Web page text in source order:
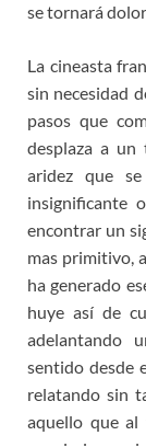
se tornará
La cineasta
sin necesidad
pasos que
desplaza a
aridez que
insignificante
encontrar un
mas primitivo,
ha generado
huye así de
adelantando
sentido desde
relatando sin
aquello que